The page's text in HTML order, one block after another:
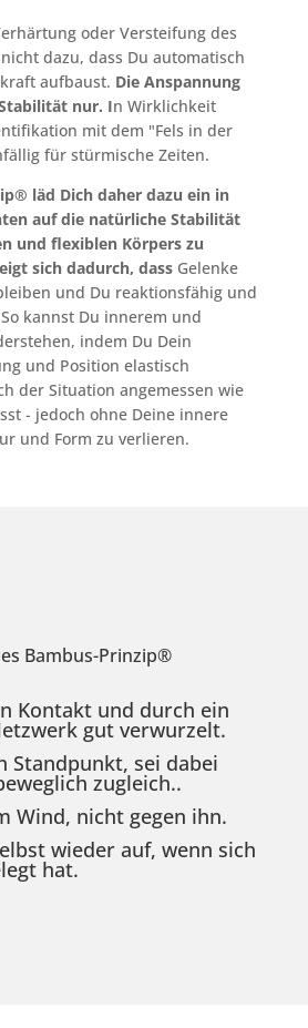
oder Versteifung des
dazu, dass Du automatisch
aufbaust. Die Anspannung
nur. In Wirklichkeit
mit dem "Fels in der
für stürmische Zeiten.
läd Dich daher dazu ein in
auf die natürliche Stabilität
und flexiblen Körpers zu
sich dadurch, dass Gelenke
und Du reaktionsfähig und
kannst Du innerem und
indem Du Dein
und Position elastisch
der Situation angemessen wie
- jedoch ohne Deine innere
und Form zu verlieren.
Bambus-Prinzip®
Kontakt und durch ein
gut verwurzelt.
Standpunkt, sei dabei
zugleich..
Wind, nicht gegen ihn.
wieder auf, wenn sich
hat.